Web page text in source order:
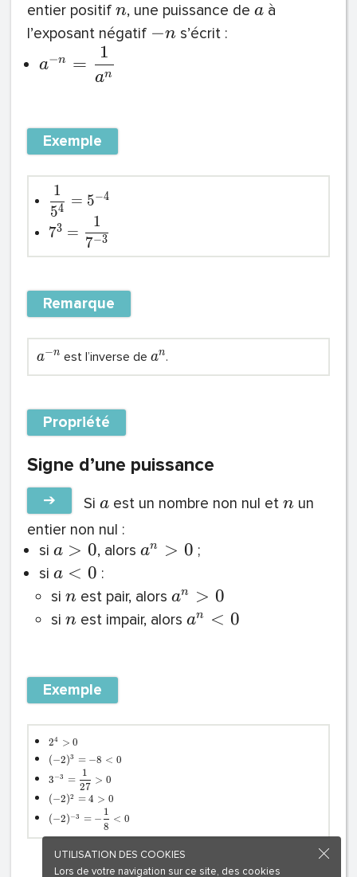
entier positif n, une puissance de a à
l’exposant négatif −n s’écrit :
a−n =
an
1
Exemple
54
1
= 5−4
73 =
7−3
1
Remarque
a−n est l’inverse de an.
Propriété
Signe d’une puissance
➔ Si a est un nombre non nul et n un
entier non nul :
si a > 0, alors an > 0 ;
si a < 0 :
si n est pair, alors an > 0
si n est impair, alors an < 0
Exemple
24 > 0
(−2)3 = −8 < 0
3−3 =
27
1
> 0
(−2)2 = 4 > 0
(−2)−3 = −
8
1
< 0
UTILISATION DES COOKIES
Lors de votre navigation sur ce site, des cookies